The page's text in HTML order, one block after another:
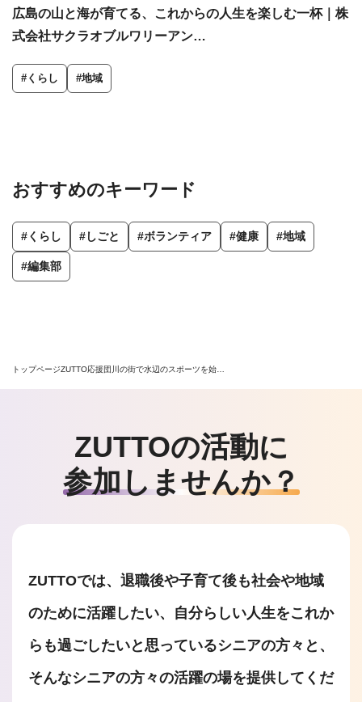
広島の山と海が育てる、これからの人生を楽しむ一杯｜株
式会社サクラオブルワリーアン…
#くらし #地域
おすすめのキーワード
#くらし #しごと #ボランティア #健康 #地域
#編集部
トップページZUTTO応援団 川の街で水辺のスポーツを始…
ZUTTOの活動に
参加しませんか？
ZUTTOでは、退職後や子育て後も社会や地域
のために活躍したい、自分らしい人生をこれか
らも過ごしたいと思っているシニアの方々と、
そんなシニアの方々の活躍の場を提供してくだ